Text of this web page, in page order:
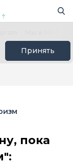
Принять
пока